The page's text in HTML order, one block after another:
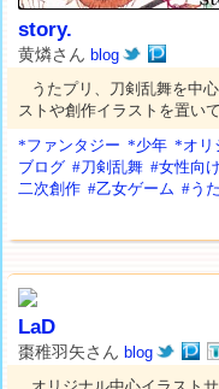
story.
黄燐さんblog
うたプリ、刀剣乱舞を中
ストや創作イラストを置いて
*ファンタジー *少年 *オリ
ブログ #刀剣乱舞 #女性向け
二次創作 #乙女ゲーム #う
LaD
棗稚羽矢さんblog